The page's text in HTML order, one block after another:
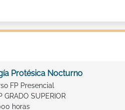
Protésica Nocturno
FP Presencial
GRADO SUPERIOR
horas